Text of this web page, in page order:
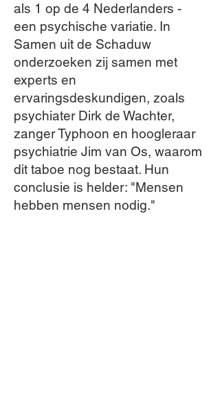
als 1 op de 4 Nederlanders -
een psychische variatie. In
Samen uit de Schaduw
onderzoeken zij samen met
experts en
ervaringsdeskundigen, zoals
psychiater Dirk de Wachter,
zanger Typhoon en hoogleraar
psychiatrie Jim van Os, waarom
dit taboe nog bestaat. Hun
conclusie is helder: "Mensen
hebben mensen nodig."